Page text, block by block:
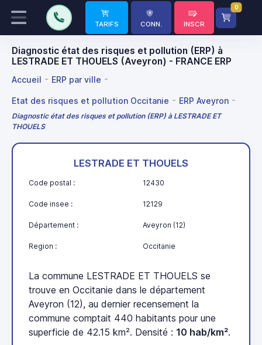
TARIFS CONN. INSCR
0
Diagnostic état des risques et pollution (ERP) à
LESTRADE ET THOUELS (Aveyron) - FRANCE ERP
Accueil ERP par ville
Etat des risques et pollution Occitanie ERP Aveyron
Diagnostic état des risques et pollution (ERP) à LESTRADE ET
THOUELS
LESTRADE ET THOUELS
Code postal : 12430
Code insee : 12129
Département : Aveyron (12)
Region : Occitanie
La commune LESTRADE ET THOUELS se
trouve en Occitanie dans le département
Aveyron (12), au dernier recensement la
commune comptait 440 habitants pour une
superficie de 42.15 km². Densité : 10 hab/km².